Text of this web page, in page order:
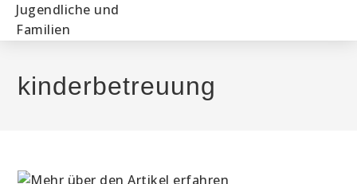
kinderbetreuung